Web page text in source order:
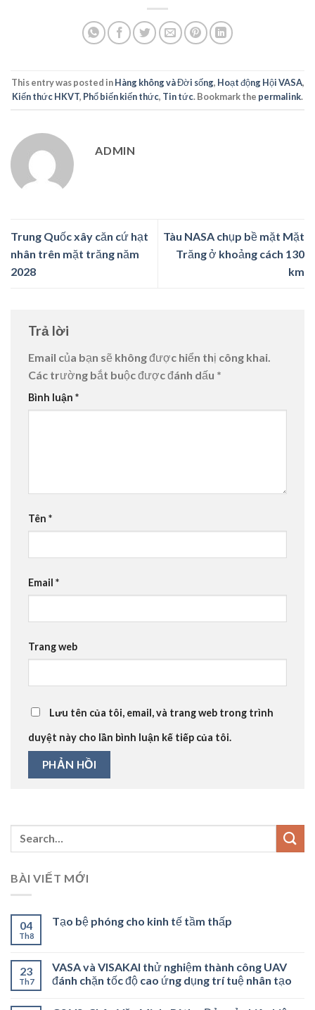
This entry was posted inHàng không và Đời sống, Hoạt động Hội VASA,
Kiến thức HKVT, Phổ biến kiến thức, Tin tức. Bookmark the permalink.
ADMIN
Trung Quốc xây căn cứ hạt
nhân trên mặt trăng năm
2028
Tàu NASA chụp bề mặt Mặt
Trăng ở khoảng cách 130
km
Trả lời
Email của bạn sẽ không được hiển thị công khai.
Các trường bắt buộc được đánh dấu *
Bình luận *
Tên *
Email *
Trang web
Lưu tên của tôi, email, và trang web trong trình
duyệt này cho lần bình luận kế tiếp của tôi.
BÀI VIẾT MỚI
04
Th8
Tạo bệ phóng cho kinh tế tầm thấp
23
Th7
VASA và VISAKAI thử nghiệm thành công UAV
đánh chặn tốc độ cao ứng dụng trí tuệ nhân tạo